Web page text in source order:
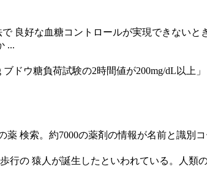
良好な血糖コントロールが実現できない
...
ドウ糖負荷試験の2時間値が200mg/dL以上
検索。約7000の薬剤の情報が名前と識別コ
の 猿人が誕生したといわれている。人類